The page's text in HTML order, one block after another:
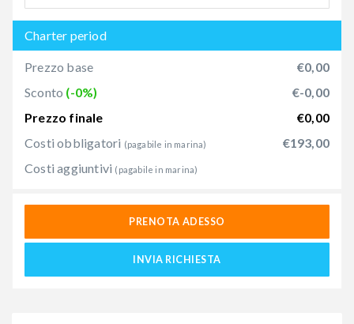
Charter period
Prezzo base
€0,00
Sconto (-0%)
€-0,00
Prezzo finale
€0,00
Costi obbligatori (pagabile in marina)
€193,00
Costi aggiuntivi (pagabile in marina)
PRENOTA ADESSO
INVIA RICHIESTA